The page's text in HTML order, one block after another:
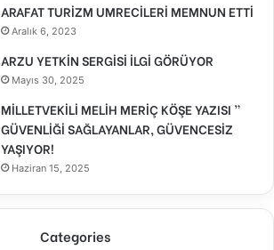
ARAFAT TURİZM UMRECİLERİ MEMNUN ETTİ
Aralık 6, 2023
ARZU YETKİN SERGİSİ İLGİ GÖRÜYOR
Mayıs 30, 2025
MİLLETVEKİLİ MELİH MERİÇ KÖŞE YAZISI ”
GÜVENLİĞİ SAĞLAYANLAR, GÜVENCESİZ
YAŞIYOR!
Haziran 15, 2025
Categories